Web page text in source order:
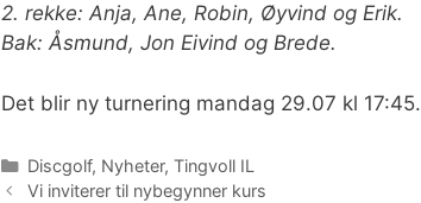
2. rekke: Anja, Ane, Robin, Øyvind og Erik.
Bak: Åsmund, Jon Eivind og Brede.
Det blir ny turnering mandag 29.07 kl 17:45.
Kategorier
Discgolf, Nyheter, Tingvoll IL
Vi inviterer til nybegynner kurs